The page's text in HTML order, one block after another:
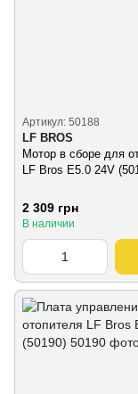
Артикул: 50188
LF BROS
Мотор в сборе для
LF Bros E5.0 24V
2 309 грн
В наличии